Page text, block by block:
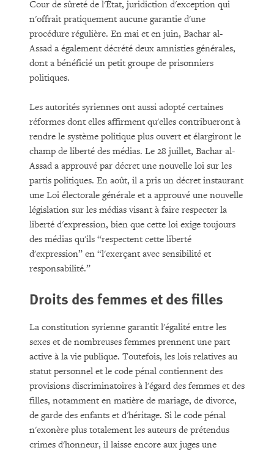
Cour de sûreté de l'État, juridiction d'exception qui
n'offrait pratiquement aucune garantie d'une
procédure régulière. En mai et en juin, Bachar al-
Assad a également décrété deux amnisties générales,
dont a bénéficié un petit groupe de prisonniers
politiques.
Les autorités syriennes ont aussi adopté certaines
réformes dont elles affirment qu'elles contribueront à
rendre le système politique plus ouvert et élargiront le
champ de liberté des médias. Le 28 juillet, Bachar al-
Assad a approuvé par décret une nouvelle loi sur les
partis politiques. En août, il a pris un décret instaurant
une Loi électorale générale et a approuvé une nouvelle
législation sur les médias visant à faire respecter la
liberté d'expression, bien que cette loi exige toujours
des médias qu'ils “respectent cette liberté
d'expression” en “l'exerçant avec sensibilité et
responsabilité.”
Droits des femmes et des filles
La constitution syrienne garantit l'égalité entre les
sexes et de nombreuses femmes prennent une part
active à la vie publique. Toutefois, les lois relatives au
statut personnel et le code pénal contiennent des
provisions discriminatoires à l'égard des femmes et des
filles, notamment en matière de mariage, de divorce,
de garde des enfants et d'héritage. Si le code pénal
n'exonère plus totalement les auteurs de prétendus
crimes d'honneur, il laisse encore aux juges une